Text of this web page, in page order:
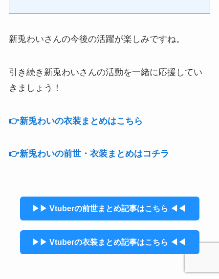
新兎わいさんの今後の活躍が楽しみですね。
引き続き新兎わいさんの活動を一緒に応援してい
きましょう！
👉新兎わいの衣装まとめはこちら
👉️新兎わいの前世・衣装まとめはコチラ
▶▶ Vtuberの前世まとめ記事はこちら ◀◀
▶▶ Vtuberの衣装まとめ記事はこちら ◀◀